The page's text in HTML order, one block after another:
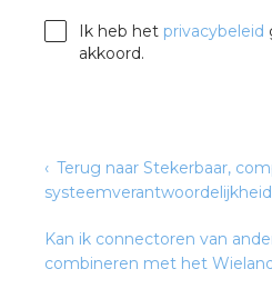
Ik heb het privacybeleid
akkoord.
Terug naar Stekerbaar,
systeemverantwoordelijkheid
Kan ik connectoren van
combineren met het
GST®
RST®